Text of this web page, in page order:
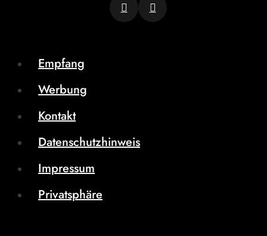
Empfang
Werbung
Kontakt
Datenschutzhinweis
Impressum
Privatsphäre